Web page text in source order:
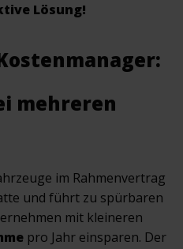
Lösung!
mehreren
im Rahmenvertrag
und führt zu spürbaren
mit kleineren
pro Jahr einsparen. Der